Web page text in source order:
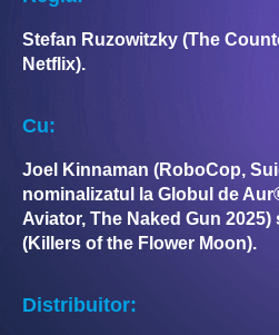
Stefan Ruzowitzky (The
Netflix).
Cu:
Joel Kinnaman (RoboCop,
nominalizatul la Globul de
Aviator, The Naked Gun
(Killers of the Flower Moon).
Distribuitor: